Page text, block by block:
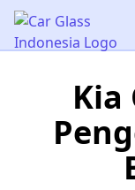
Car Glass Indonesia
Kia